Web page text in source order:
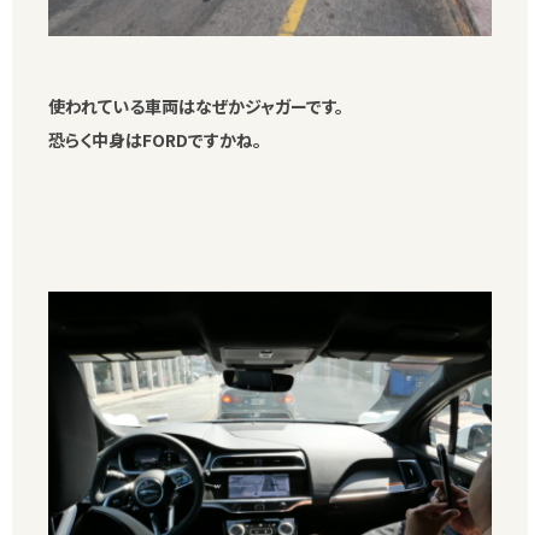
使われている車両はなぜかジャガーです。
恐らく中身はFORDですかね。